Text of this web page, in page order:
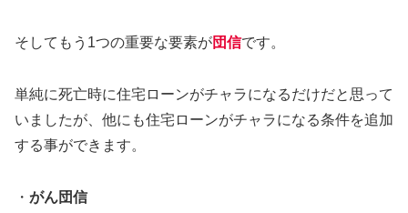
そしてもう1つの重要な要素が団信です。
単純に死亡時に住宅ローンがチャラになるだけだと思って
いましたが、他にも住宅ローンがチャラになる条件を追加
する事ができます。
・ がん団信